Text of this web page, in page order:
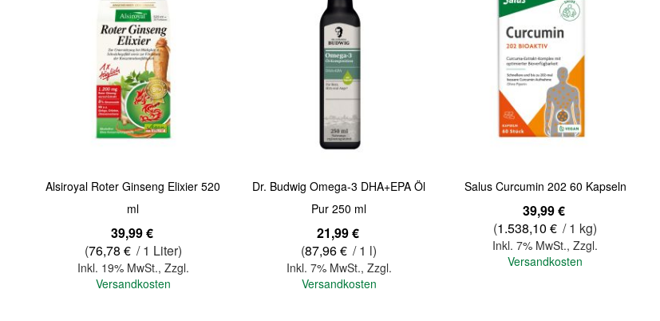
Alsiroyal Roter Ginseng Elixier 520
ml
39,99 €
(76,78 € / 1 Liter)
Inkl. 19% MwSt., Zzgl.
Versandkosten
Dr. Budwig Omega-3 DHA+EPA Öl
Pur 250 ml
21,99 €
(87,96 € / 1 l)
Inkl. 7% MwSt., Zzgl.
Versandkosten
Salus Curcumin 202 60 Kapseln
39,99 €
(1.538,10 € / 1 kg)
Inkl. 7% MwSt.,Zzgl.
Versandkosten